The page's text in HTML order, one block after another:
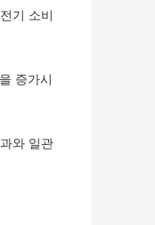
기 소비
증가시
와 일관